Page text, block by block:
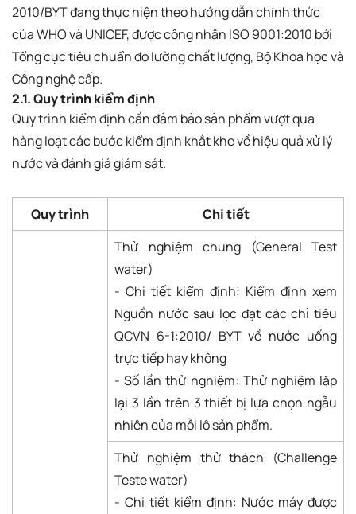
2010/BYT đang thực hiện theo hướng dẫn chính thức
của WHO và UNICEF, được công nhận ISO 9001:2010 bởi
Tổng cục tiêu chuẩn đo lường chất lượng, Bộ Khoa học và
Công nghệ cấp.
2.1. Quy trình kiểm định
Quy trình kiểm định cần đảm bảo sản phẩm vượt qua
hàng loạt các bước kiểm định khắt khe về hiệu quả xử lý
nước và đánh giá giám sát.
Quy trình Chi tiết
Thử nghiệm chung (General Test
water)
- Chi tiết kiểm định: Kiểm định xem
Nguồn nước sau lọc đạt các chỉ tiêu
QCVN 6-1:2010/ BYT về nước uống
trực tiếp hay không
- Số lần thử nghiệm: Thử nghiệm lặp
lại 3 lần trên 3 thiết bị lựa chọn ngẫu
nhiên của mỗi lô sản phẩm.
Thử nghiệm thử thách (Challenge
Teste water)
- Chi tiết kiểm định: Nước máy được